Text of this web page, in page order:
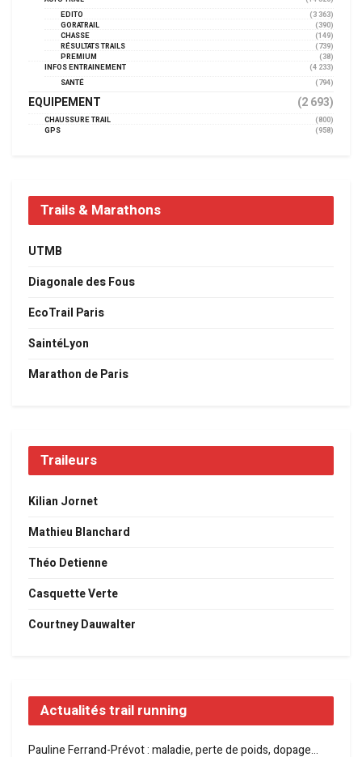
EDITO
(3 363)
GORATRAIL
(390)
CHASSE
(149)
RÉSULTATS TRAILS
(739)
PREMIUM
(38)
INFOS ENTRAINEMENT
(4 233)
SANTÉ
(794)
EQUIPEMENT (2 693)
CHAUSSURE TRAIL
(800)
GPS
(958)
Trails & Marathons
UTMB
Diagonale des Fous
EcoTrail Paris
SaintéLyon
Marathon de Paris
Traileurs
Kilian Jornet
Mathieu Blanchard
Théo Detienne
Casquette Verte
Courtney Dauwalter
Actualités trail running
Pauline Ferrand-Prévot : maladie, perte de poids, dopage…